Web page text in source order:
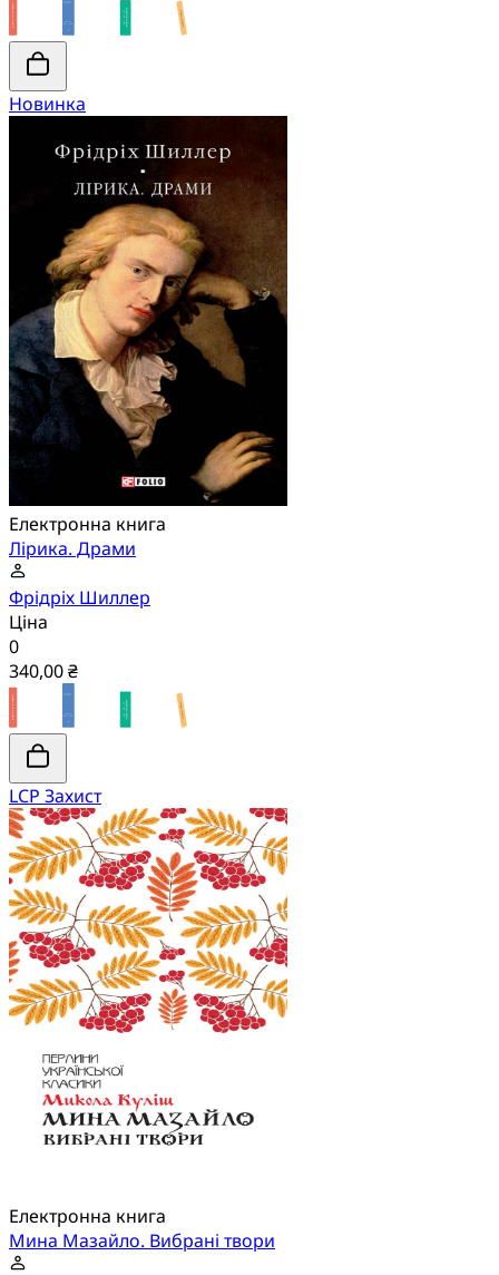
Новинка
Електронна книга
Лірика. Драми
Фрідріх Шиллер
Ціна
0
340,00 ₴
LCP Захист
Електронна книга
Мина Мазайло. Вибрані твори